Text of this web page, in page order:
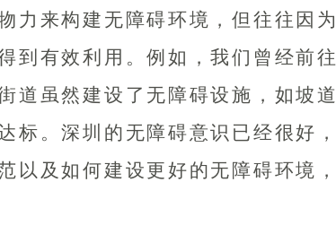
力来构建无障碍环境，但往往因为
到有效利用。例如，我们曾经前往
道虽然建设了无障碍设施，如坡道
标。深圳的无障碍意识已经很好，
以及如何建设更好的无障碍环境，